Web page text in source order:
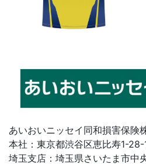
あいおいニッセイ同和損害保険
本社：東京都渋谷区恵比寿1-28-
埼玉支店：埼玉県さいたま市